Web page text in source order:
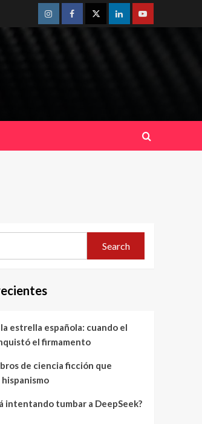
InstagramFacebookTwitterLinkedinYoutube
Search
estrella española: cuando el
el firmamento
de ciencia ficción que
intentando tumbar a DeepSeek?